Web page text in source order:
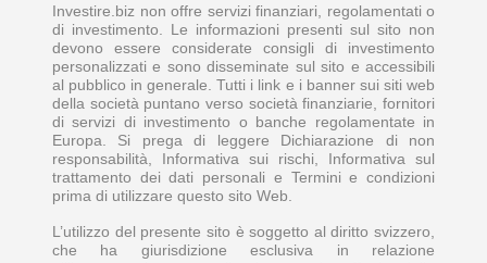
Investire.biz non offre servizi finanziari, regolamentati o
di investimento. Le informazioni presenti sul sito non
devono essere considerate consigli di investimento
personalizzati e sono disseminate sul sito e accessibili
al pubblico in generale. Tutti i link e i banner sui siti web
della società puntano verso società finanziarie, fornitori
di servizi di investimento o banche regolamentate in
Europa. Si prega di leggere Dichiarazione di non
responsabilità, Informativa sui rischi, Informativa sul
trattamento dei dati personali e Termini e condizioni
prima di utilizzare questo sito Web.
L’utilizzo del presente sito è soggetto al diritto svizzero,
che ha giurisdizione esclusiva in relazione